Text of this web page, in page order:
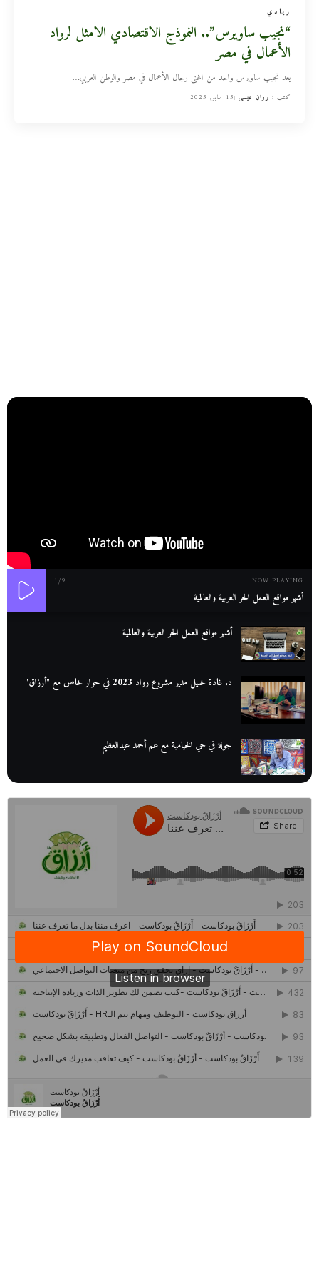
ريادي
“نجيب ساويرس”.. النموذج الاقتصادي الامثل لرواد
الأعمال في مصر
يعد نجيب ساويرس واحد من اغنى رجال الأعمال في مصر والوطن العربي…
كتب : روان عيسى 13 مايو, 2023
NOW PLAYING
1/9
أشهر مواقع العمل الحر العربية والعالمية
أشهر مواقع العمل الحر العربية والعالمية
د. غادة خليل مدير مشروع رواد 2023 في حوار خاص مع "أرزاق"
جولة في حي الخيامية مع عم أحمد عبدالعظيم
عم عوض| قصة كفاح بائع كتب تبدأ بالأُمية
أقدم مطحن بن في مصر| يكشف لنا أسرار صناعة البن
حصاد 2022 لمشروع "رواد 2030″
كل ما تريد معرفته عن مشروع "رواد 2030″
مركز جروان للثقافة والفنون | نموذج المركز القروي الريادي في الثقافة